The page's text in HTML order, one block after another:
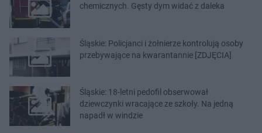
chemicznych. Gęsty dym widać z daleka
Śląskie: Policjanci i żołnierze kontrolują osoby
przebywające na kwarantannie [ZDJĘCIA]
Śląskie: 18-letni pedofil obserwował
dziewczynki wracające ze szkoły. Na jedną
napadł w windzie